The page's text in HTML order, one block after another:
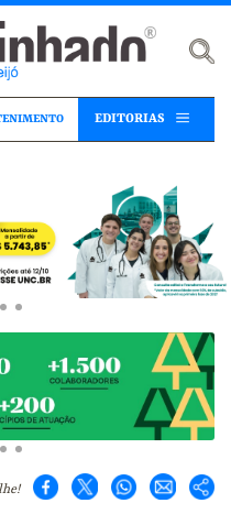
EDITORIAS